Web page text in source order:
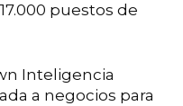
puestos de
Inteligencia
a negocios para